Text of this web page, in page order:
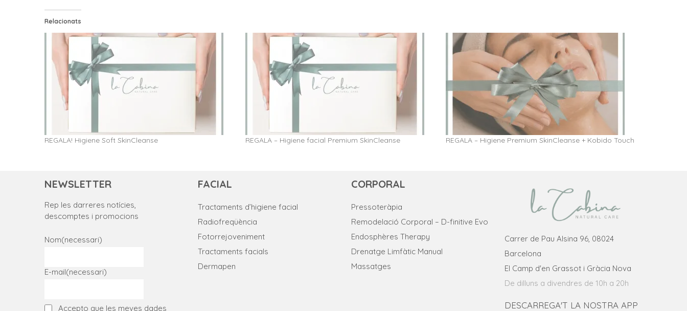
Relacionats
REGALA! Higiene Soft SkinCleanse REGALA – Higiene facial Premium SkinCleanse REGALA – Higiene Premium SkinCleanse + Kobido Touch
NEWSLETTER
Rep les darreres notícies,
descomptes i promocions
Nom(necessari)
E-mail(necessari)
Accepto que les meves dades
FACIAL
Tractaments d’higiene facial
Radiofreqüència
Fotorrejoveniment
Tractaments facials
Dermapen
CORPORAL
Pressoteràpia
Remodelació Corporal – D-finitive Evo
Endosphères Therapy
Drenatge Limfàtic Manual
Massatges
Carrer de Pau Alsina 96, 08024
Barcelona
El Camp d'en Grassot i Gràcia Nova
De dilluns a divendres de 10h a 20h
DESCARREGA'T LA NOSTRA APP